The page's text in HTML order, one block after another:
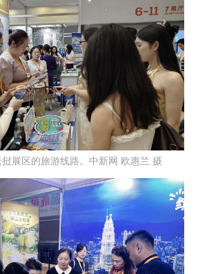
展区的旅游线路。中新网 欧惠兰 摄